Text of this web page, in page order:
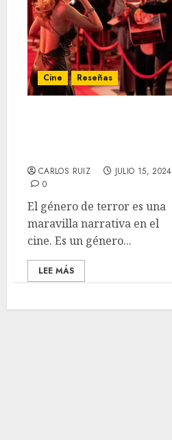
Cine Reseñas
CARLOS RUIZ
JULIO 15, 2024
0
El género de terror es una
maravilla narrativa en el
cine. Es un género...
LEE MÁS